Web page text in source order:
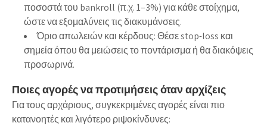
ποσοστά του bankroll (π.χ. 1–3%) για κάθε στοίχημα,
ώστε να εξομαλύνεις τις διακυμάνσεις.
Όριο απωλειών και κέρδους: Θέσε stop-loss και
σημεία όπου θα μειώσεις το ποντάρισμα ή θα διακόψεις
προσωρινά.
Ποιες αγορές να προτιμήσεις όταν αρχίζεις
Για τους αρχάριους, συγκεκριμένες αγορές είναι πιο
κατανοητές και λιγότερο ριψοκίνδυνες: